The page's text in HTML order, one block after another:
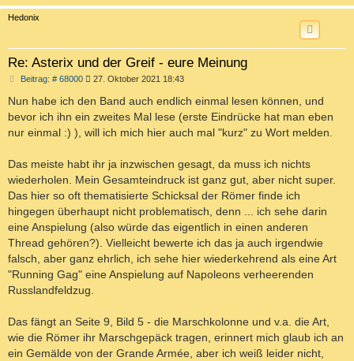
a
Hedonix
Re: Asterix und der Greif - eure Meinung
Beitrag: # 68000B
i
r
a
g
27. Oktober 2021 18:43
Nun habe ich den Band auch endlich einmal lesen können, und
bevor ich ihn ein zweites Mal lese (erste Eindrücke hat man eben
nur einmal :) ), will ich mich hier auch mal "kurz" zu Wort melden.
Das meiste habt ihr ja inzwischen gesagt, da muss ich nichts
wiederholen. Mein Gesamteindruck ist ganz gut, aber nicht super.
Das hier so oft thematisierte Schicksal der Römer finde ich
hingegen überhaupt nicht problematisch, denn ... ich sehe darin
eine Anspielung (also würde das eigentlich in einen anderen
Thread gehören?). Vielleicht bewerte ich das ja auch irgendwie
falsch, aber ganz ehrlich, ich sehe hier wiederkehrend als eine Art
"Running Gag" eine Anspielung auf Napoleons verheerenden
Russlandfeldzug.
Das fängt an Seite 9, Bild 5 - die Marschkolonne und v.a. die Art,
wie die Römer ihr Marschgepäck tragen, erinnert mich glaub ich an
ein Gemälde von der Grande Armée, aber ich weiß leider nicht,